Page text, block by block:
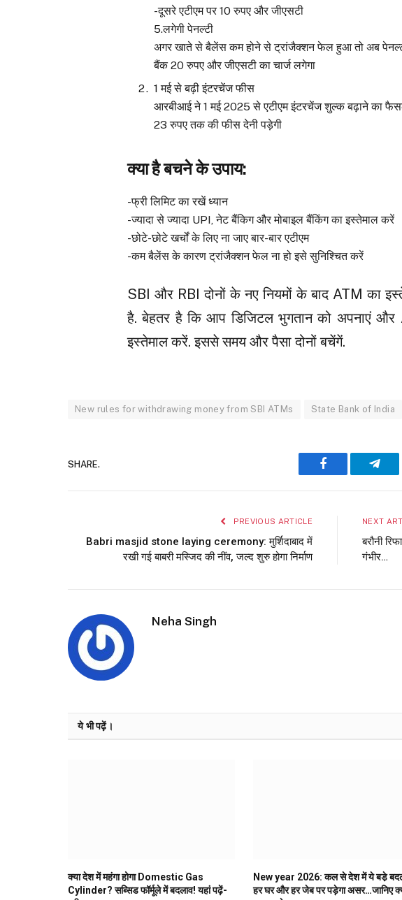
-दूसरे एटीएम पर 10 रुपए और जीएसटी
5.लगेगी पेनल्टी
अगर खाते से बैलेंस कम होने से ट्रांजैक्शन फेल हुआ तो अब
बैंक 20 रुपए और जीएसटी का चार्ज लगेगा
1 मई से बढ़ी इंटरचेंज फीस
आरबीआई ने 1 मई 2025 से एटीएम इंटरचेंज शुल्क बढ़ाने का
23 रुपए तक की फीस देनी पड़ेगी
क्या है बचने के उपाय:
-फ्री लिमिट का रखें ध्यान
-ज्यादा से ज्यादा UPI, नेट बैंकिग और मोबाइल बैंकिंग का इस्तेमाल करें
-छोटे-छोटे खर्चों के लिए ना जाए बार-बार एटीएम
-कम बैलेंस के कारण ट्रांजैक्शन फेल ना हो इसे सुनिश्चित करें
SBI और RBI दोनों के नए नियमों के बाद ATM का
है. बेहतर है कि आप डिजिटल भुगतान को अपनाएं और
इस्तेमाल करें. इससे समय और पैसा दोनों बचेंगें.
New rules for withdrawing money from SBI ATMs State Bank of India
SHARE.
Facebook
PREVIOUS ARTICLE
Babri masjid stone laying ceremony: मुर्शिदाबाद में
रखी गई बाबरी मस्जिद की नींव, जल्द शुरु होगा निर्माण
NEXT
बरौनी
गंभीर…
Neha Singh
ये भी पढ़ें।
क्या देश में महंगा होगा Domestic Gas
Cylinder? सब्सिड फॉर्मूले में बदलाव! यहां पढ़ें-
New year 2026: कल से देश में ये बडे़
हर घर और हर जेब पर पड़ेगा असर…जानिए